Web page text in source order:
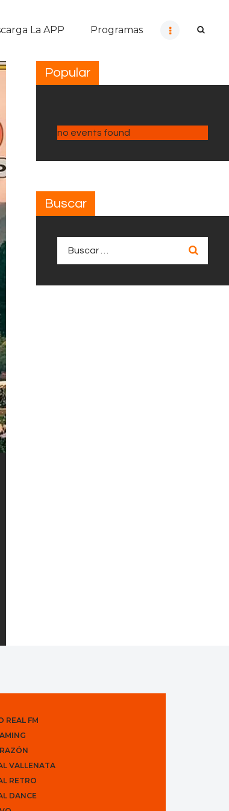
La APP Programas
Popular
no events found
Buscar
REAL FM
VALLENATA
RETRO
DANCE